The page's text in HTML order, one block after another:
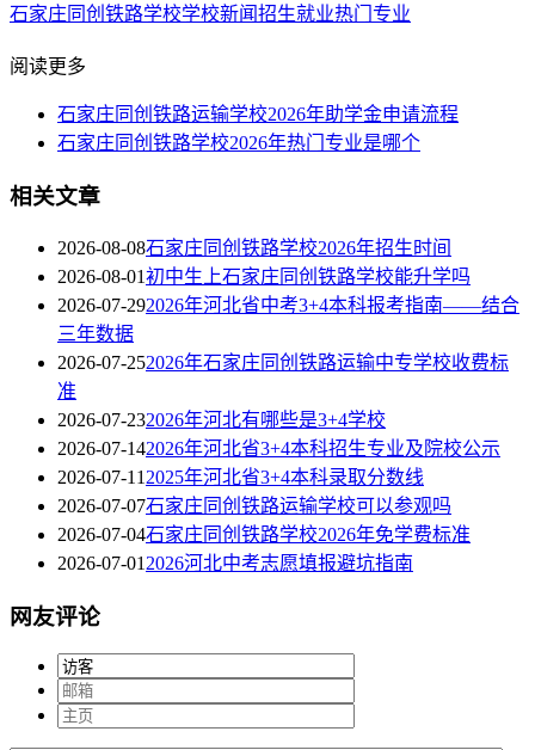
石家庄同创铁路学校学校新闻招生就业热门专业
阅读更多
石家庄同创铁路运输学校2026年助学金申请流程
石家庄同创铁路学校2026年热门专业是哪个
相关文章
2026-08-08石家庄同创铁路学校2026年招生时间
2026-08-01初中生上石家庄同创铁路学校能升学吗
2026-07-292026年河北省中考3+4本科报考指南——结合
三年数据
2026-07-252026年石家庄同创铁路运输中专学校收费标
准
2026-07-232026年河北有哪些是3+4学校
2026-07-142026年河北省3+4本科招生专业及院校公示
2026-07-11 2025年河北省3+4本科录取分数线
2026-07-07石家庄同创铁路运输学校可以参观吗
2026-07-04石家庄同创铁路学校2026年免学费标准
2026-07-01 2026河北中考志愿填报避坑指南
网友评论